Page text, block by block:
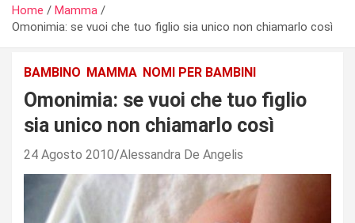
Home
Mamma
Omonimia: se vuoi che tuo figlio sia unico non chiamarlo così
BAMBINO MAMMA NOMI PER BAMBINI
Omonimia: se vuoi che tuo figlio
sia unico non chiamarlo così
24 Agosto 2010 Alessandra De Angelis